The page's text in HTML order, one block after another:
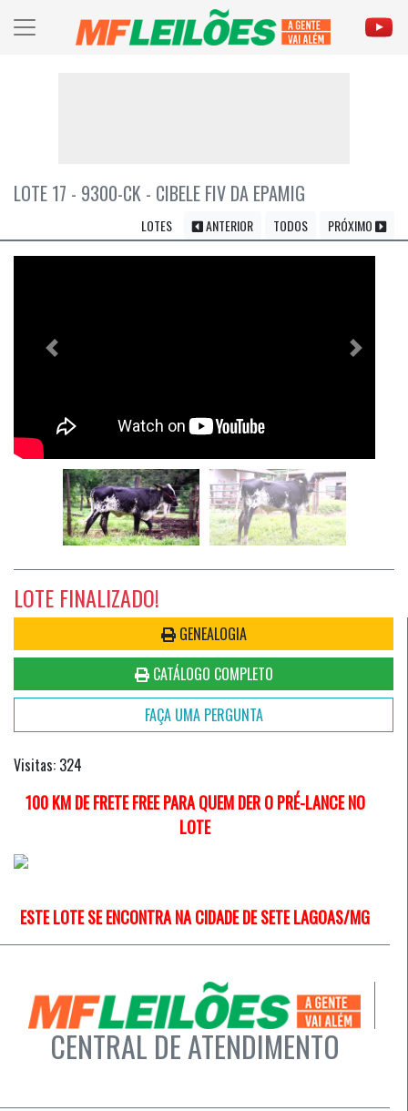
LOTE 17 - 9300-CK - CIBELE FIV DA EPAMIG
LOTES ANTERIOR TODOS PRÓXIMO
Previous Próximo
LOTE FINALIZADO!
GENEALOGIA
CATÁLOGO COMPLETO
FAÇA UMA PERGUNTA
Visitas: 324
100 KM DE FRETE FREE PARA QUEM DER O PRÉ-LANCE NO
LOTE
ESTE LOTE SE ENCONTRA NA CIDADE DE SETE LAGOAS/MG
CENTRAL DE ATENDIMENTO